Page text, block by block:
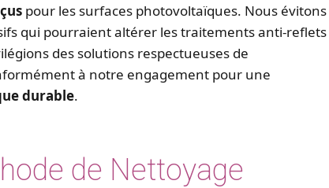
pour les surfaces photovoltaïques. Nous évitons
qui pourraient altérer les traitements anti-reflets
des solutions respectueuses de
à notre engagement pour une
durable.
de Nettoyage